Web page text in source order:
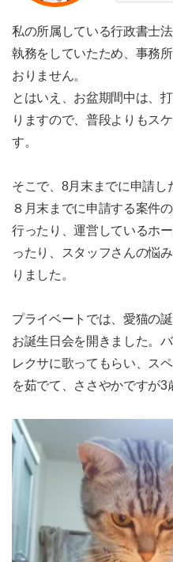
私の所属している行政書士
執務をしていたため、事務
おりません。
とはいえ、お盆期間中は、
りますので、普段よりもス
す。
そこで、8月末までに申請し
８月末までに申請する案件
行ったり、運営しているホ
ったり、スタッフさんの悩
りました。
プライベートでは、愛猫の
お誕生日会を開きました。
レクサに歌ってもらい、ス
を茹でて、ささやかですが3